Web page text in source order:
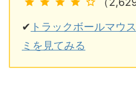
✔ トラックボールマウ
ミを見てみる